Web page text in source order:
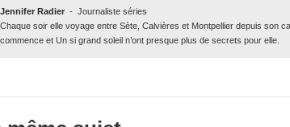
Jennifer Radier - Journaliste séries
Chaque soir elle voyage entre Sète, Calvières et Montpellier depuis son
commence et Un si grand soleil n’ont presque plus de secrets pour elle.